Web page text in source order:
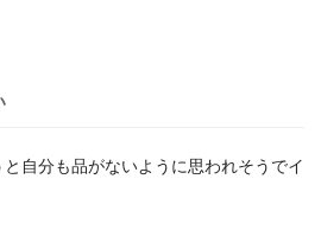
と自分も品がないように思われそうでイ